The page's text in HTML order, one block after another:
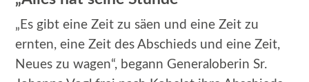
„Es gibt eine Zeit zu säen und eine Zeit zu
ernten, eine Zeit des Abschieds und eine Zeit,
Neues zu wagen“, begann Generaloberin Sr.